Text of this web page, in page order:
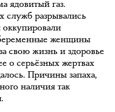
ядовитый газ.
служб разрывались
оккупировали
женщины
свою жизнь и здоровье
о серьёзных жертвах
Причины запаха,
наличия так